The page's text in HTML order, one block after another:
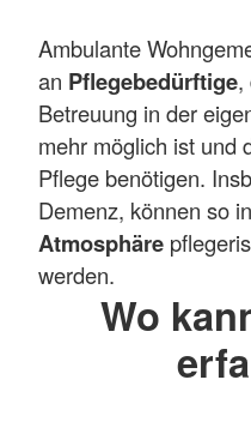
Ambulante
an Pflegebedürftige,
Betreuung in der
mehr möglich ist und
Pflege benötigen.
Demenz, können so
Atmosphäre
werden.
Wo